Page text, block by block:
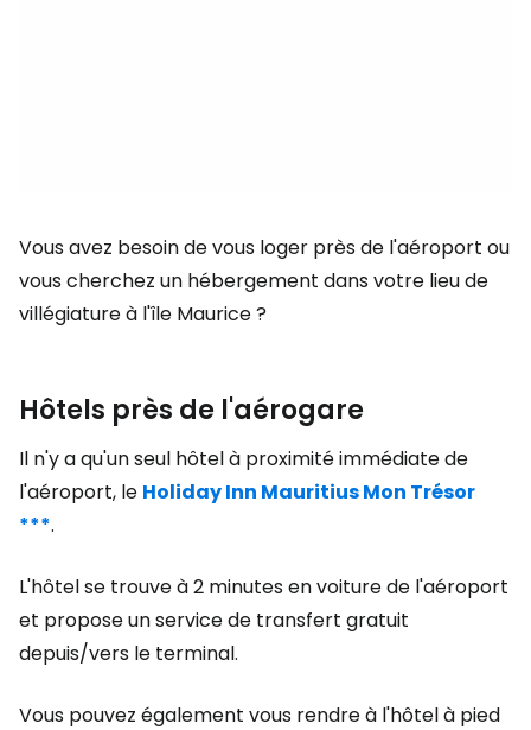
Vous avez besoin de vous loger près de l'aéroport ou
vous cherchez un hébergement dans votre lieu de
villégiature à l'île Maurice ?
Hôtels près de l'aérogare
Il n'y a qu'un seul hôtel à proximité immédiate de
l'aéroport, le Holiday Inn Mauritius Mon Trésor
***.
L'hôtel se trouve à 2 minutes en voiture de l'aéroport
et propose un service de transfert gratuit
depuis/vers le terminal.
Vous pouvez également vous rendre à l'hôtel à pied